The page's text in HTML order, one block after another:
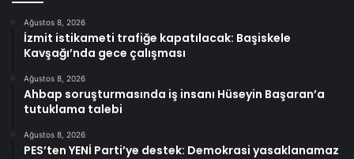
Ağustos 8, 2026
İzmit istikameti trafiğe kapatılacak: Başiskele
Kavşağı’nda gece çalışması
Ağustos 8, 2026
Ahbap soruşturmasında iş insanı Hüseyin Başaran’a
tutuklama talebi
Ağustos 8, 2026
PES’ten YENİ Parti’ye destek: Demokrasi yasaklanamaz